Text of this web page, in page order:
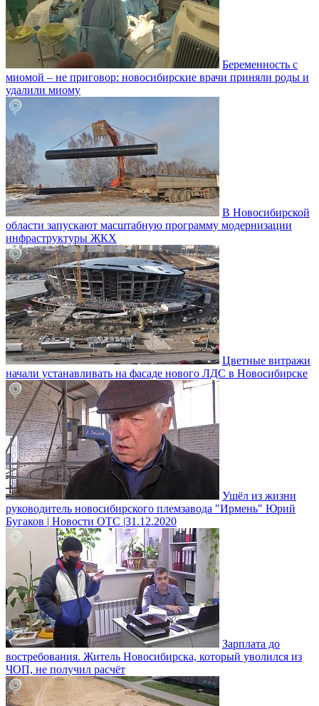
Беременность с
миомой – не приговор: новосибирские врачи приняли роды и
удалили миому
В Новосибирской
области запускают масштабную программу модернизации
инфраструктуры ЖКХ
Цветные витражи
начали устанавливать на фасаде нового ЛДС в Новосибирске
Ушёл из жизни
руководитель новосибирского племзавода "Ирмень" Юрий
Бугаков | Новости ОТС |31.12.2020
Зарплата до
востребования. Житель Новосибирска, который уволился из
ЧОП, не получил расчёт